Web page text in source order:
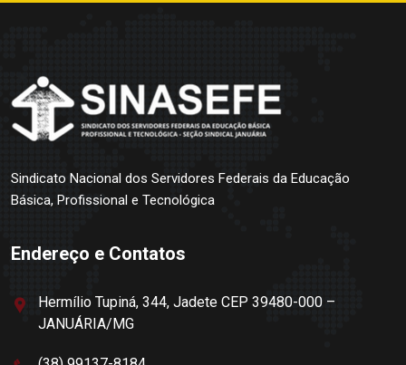
Sindicato Nacional dos Servidores Federais da Educação
Básica, Profissional e Tecnológica
Endereço e Contatos
Hermílio Tupiná, 344, Jadete CEP 39480-000 –
JANUÁRIA/MG